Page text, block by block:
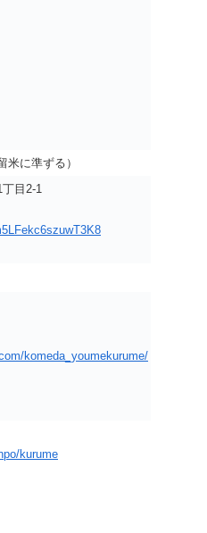
米に準ずる）
目2-1
komeda_youmekurume/
kurume